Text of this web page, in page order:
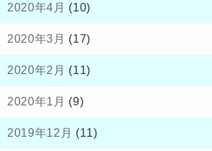
2020年4月 (10)
2020年3月 (17)
2020年2月 (11)
2020年1月 (9)
2019年12月 (11)